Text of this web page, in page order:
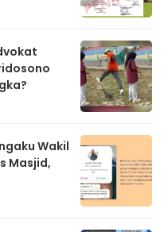
Wakil
Masjid,